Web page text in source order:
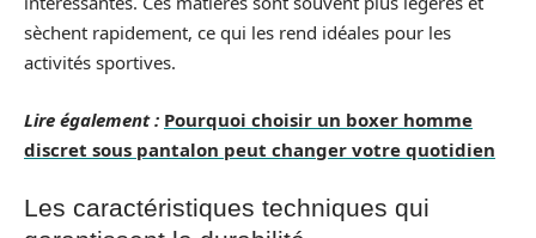
sèchent rapidement, ce qui les rend idéales pour les
activités sportives.
Lire également : Pourquoi choisir un boxer homme
discret sous pantalon peut changer votre quotidien
Les caractéristiques techniques qui